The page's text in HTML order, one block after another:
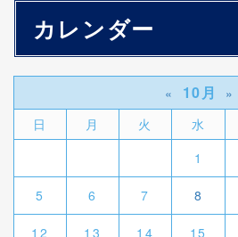
カレンダー
« 10月
»
日
月 火 水
1
5 6 7 8
12 13 14 15